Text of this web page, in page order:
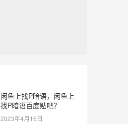
闲鱼上找P暗语，闲鱼上
找P暗语百度贴吧？
2023年4月16日